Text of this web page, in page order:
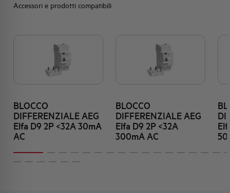
Accessori e prodotti compatibili
BLOCCO
DIFFERENZIALE AEG
Elfa D9 2P <32A 30mA
AC
BLOCCO
DIFFERENZIALE AEG
Elfa D9 2P <32A
300mA AC